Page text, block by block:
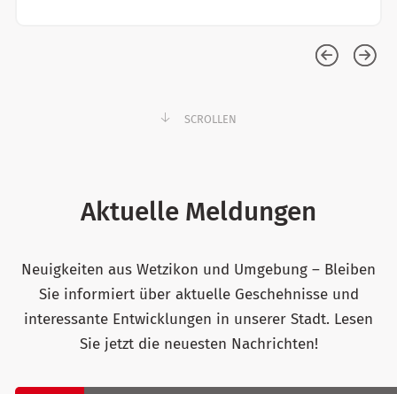
SCROLLEN
Aktuelle Meldungen
Neuigkeiten aus Wetzikon und Umgebung – Bleiben
Sie informiert über aktuelle Geschehnisse und
interessante Entwicklungen in unserer Stadt. Lesen
Sie jetzt die neuesten Nachrichten!